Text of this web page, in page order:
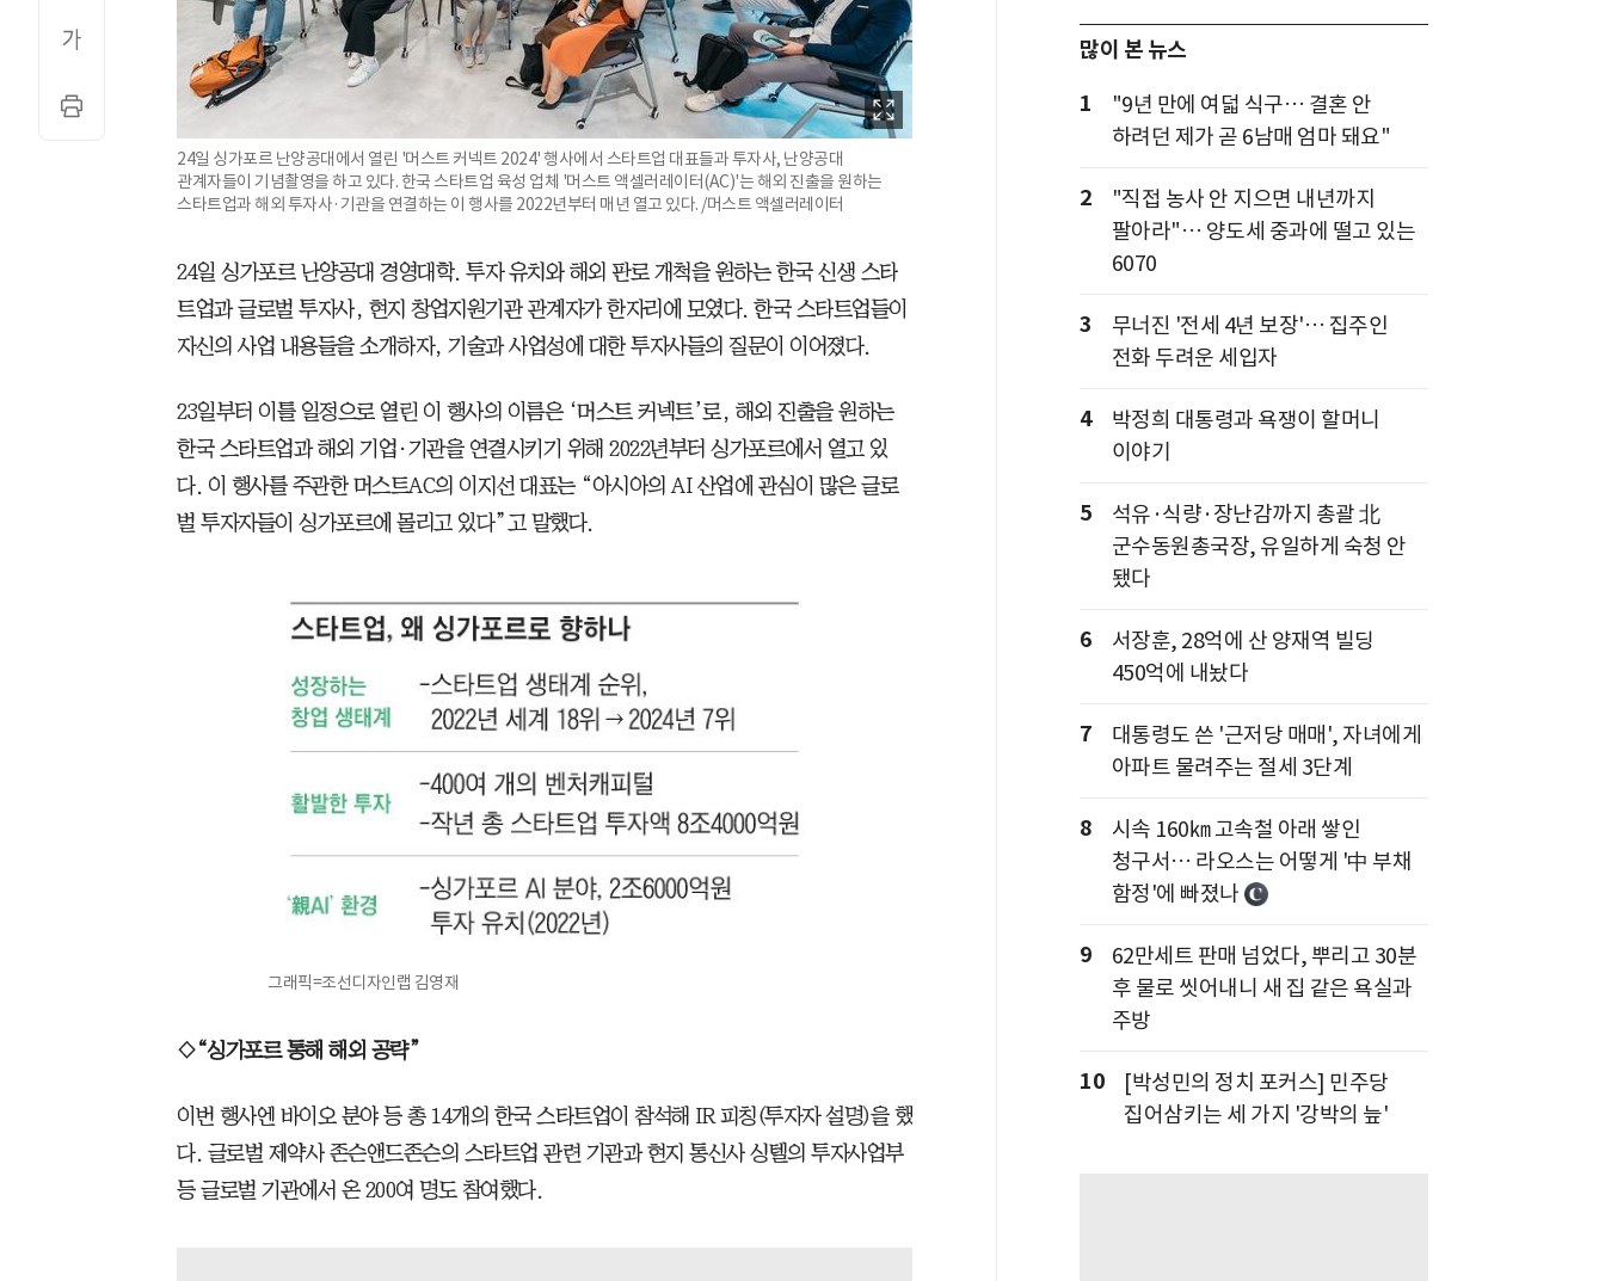
24일 싱가포르 난양공대에서 열린 '머스트 커넥트 2024' 행사에서 스타트업 대표들과 투자사, 난양공대
관계자들이 기념촬영을 하고 있다. 한국 스타트업 육성 업체 '머스트 액셀러레이터(AC)'는 해외 진출을 원하는
스타트업과 해외 투자사·기관을 연결하는 이 행사를 2022년부터 매년 열고 있다. /머스트 액셀러레이터
24일 싱가포르 난양공대 경영대학. 투자 유치와 해외 판로 개척을 원하는 한국 신생 스타
트업과 글로벌 투자사, 현지 창업지원기관 관계자가 한자리에 모였다. 한국 스타트업들이
자신의 사업 내용들을 소개하자, 기술과 사업성에 대한 투자사들의 질문이 이어졌다.
23일부터 이틀 일정으로 열린 이 행사의 이름은 ‘머스트 커넥트’로, 해외 진출을 원하는
한국 스타트업과 해외 기업·기관을 연결시키기 위해 2022년부터 싱가포르에서 열고 있
다. 이 행사를 주관한 머스트AC의 이지선 대표는 “아시아의 AI 산업에 관심이 많은 글로
벌 투자자들이 싱가포르에 몰리고 있다”고 말했다.
그래픽=조선디자인랩 김영재
◇“싱가포르 통해 해외 공략”
이번 행사엔 바이오 분야 등 총 14개의 한국 스타트업이 참석해 IR 피칭(투자자 설명)을 했
다. 글로벌 제약사 존슨앤드존슨의 스타트업 관련 기관과 현지 통신사 싱텔의 투자사업부
등 글로벌 기관에서 온 200여 명도 참여했다.
많이 본 뉴스
1
"9년 만에 여덟 식구… 결혼 안
하려던 제가 곧 6남매 엄마 돼요"
2
"직접 농사 안 지으면 내년까지
팔아라"… 양도세 중과에 떨고 있는
6070
3
무너진 '전세 4년 보장'… 집주인
전화 두려운 세입자
4
박정희 대통령과 욕쟁이 할머니
이야기
5
석유·식량·장난감까지 총괄 北
군수동원총국장, 유일하게 숙청 안
됐다
6
서장훈, 28억에 산 양재역 빌딩
450억에 내놨다
7
대통령도 쓴 '근저당 매매', 자녀에게
아파트 물려주는 절세 3단계
8
시속 160㎞ 고속철 아래 쌓인
청구서… 라오스는 어떻게 '中 부채
함정'에 빠졌나
9
62만세트 판매 넘었다, 뿌리고 30분
후 물로 씻어내니 새 집 같은 욕실과
주방
10
[박성민의 정치 포커스] 민주당
집어삼키는 세 가지 '강박의 늪'